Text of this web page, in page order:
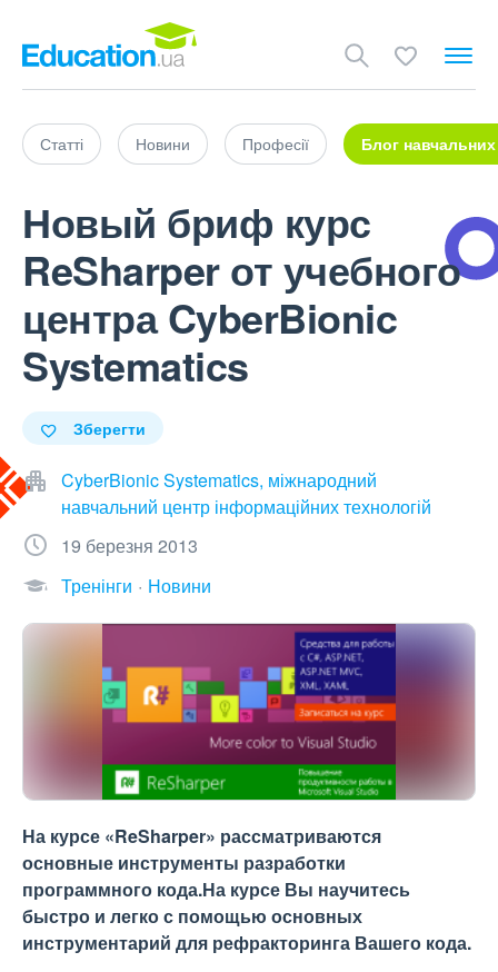
Статті Новини Професії Блог навчальних
Новый бриф курс
ReSharper от учебного
центра CyberBionic
Systematics
Зберегти
CyberBionic Systematics, міжнародний
навчальний центр інформаційних технологій
19 березня 2013
Тренінги
Новини
На курсе «ReSharper» рассматриваются
основные инструменты разработки
программного кода.На курсе Вы научитесь
быстро и легко с помощью основных
инструментарий для рефракторинга Вашего кода.